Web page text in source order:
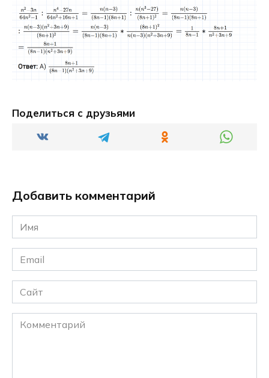
Поделиться с друзьями
Добавить комментарий
Имя
*
Email
*
Сайт
Комментарий